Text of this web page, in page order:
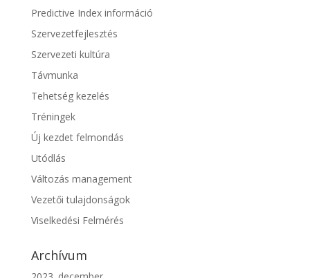
Predictive Index információ
Szervezetfejlesztés
Szervezeti kultúra
Távmunka
Tehetség kezelés
Tréningek
Új kezdet felmondás
Utódlás
Változás management
Vezetői tulajdonságok
Viselkedési Felmérés
Archívum